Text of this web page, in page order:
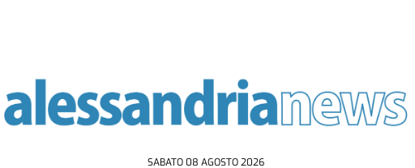
SABATO 08 AGOSTO 2026